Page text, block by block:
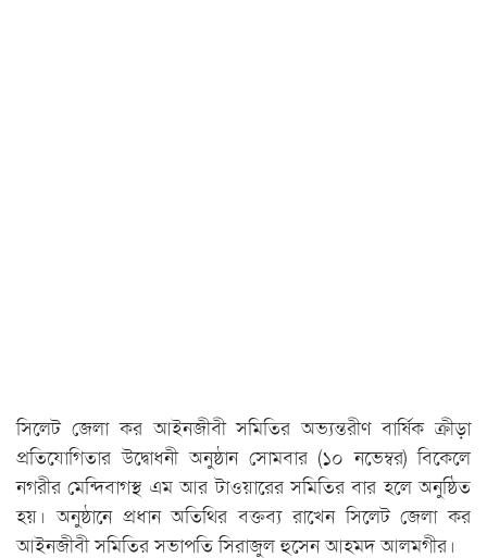
সিলেট জেলা কর আইনজীবী সমিতির অভ্যন্তরীণ বার্ষিক ক্রীড়া
প্রতিযোগিতার উদ্বোধনী অনুষ্ঠান সোমবার (১০ নভেম্বর) বিকেলে
নগরীর মেন্দিবাগস্থ এম আর টাওয়ারের সমিতির বার হলে অনুষ্ঠিত
হয়। অনুষ্ঠানে প্রধান অতিথির বক্তব্য রাখেন সিলেট জেলা কর
আইনজীবী সমিতির সভাপতি সিরাজুল হুসেন আহমদ আলমগীর।